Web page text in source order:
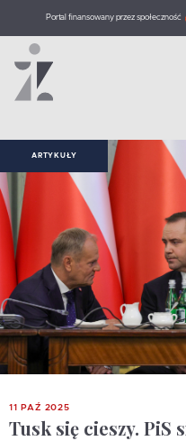
Portal finansowany przez społeczność
ARTYKUŁY
11 PAŹ 2025
Tusk się cieszy. PiS